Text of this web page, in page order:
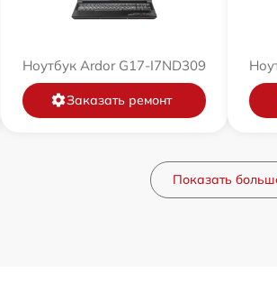
Ноутбук Ardor G17-I7ND309
Заказать ремонт
Показать